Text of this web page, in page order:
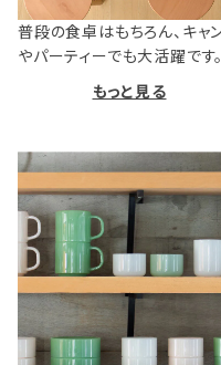
普段の食卓はもちろん、キャ
やパーティーでも大活躍です。
もっと見る